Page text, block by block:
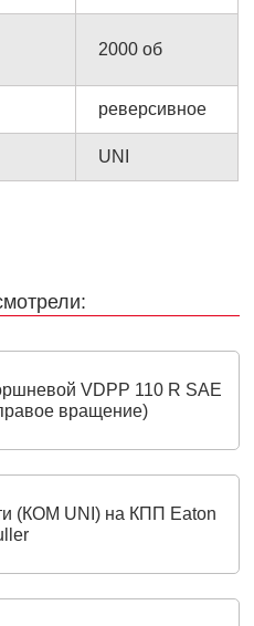
2000 об
реверсивное
UNI
VDPP 110 R SAE
вращение)
(КОМ UNI) на КПП Eaton